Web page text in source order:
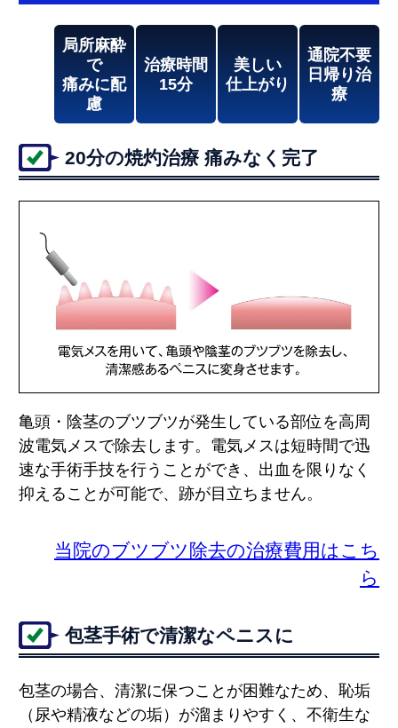
局所麻酔
で
痛みに配
慮
治療時間
15分
美しい
仕上がり
通院不要
日帰り治
療
20分の焼灼治療 痛みなく完了
亀頭・陰茎のブツブツが発生している部位を高周
波電気メスで除去します。電気メスは短時間で迅
速な手術手技を行うことができ、出血を限りなく
抑えることが可能で、跡が目立ちません。
当院のブツブツ除去の治療費用はこち
ら
包茎手術で清潔なペニスに
包茎の場合、清潔に保つことが困難なため、恥垢
（尿や精液などの垢）が溜まりやすく、不衛生な